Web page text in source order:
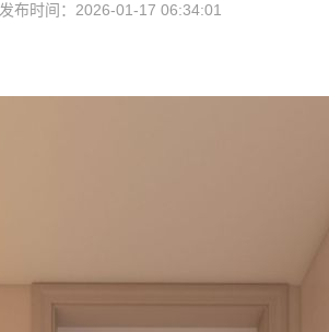
发布时间：2026-01-17 06:34:01